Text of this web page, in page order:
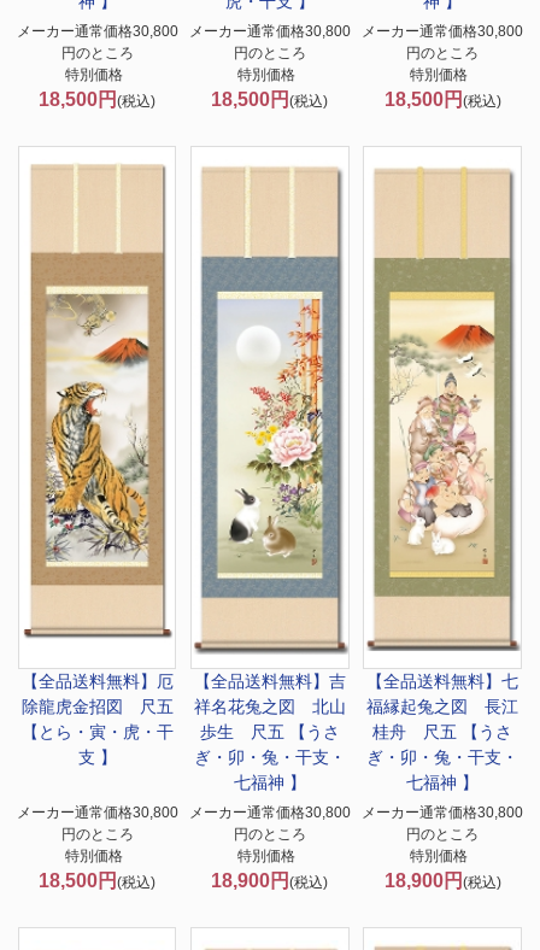
メーカー通常価格30,800
円のところ
特別価格
18,500円(税込)
メーカー通常価格30,800
円のところ
特別価格
18,500円(税込)
メーカー通常価格30,800
円のところ
特別価格
18,500円 (税込)
【全品送料無料】
厄
除龍虎金招図 尺五
【とら・寅・虎・干
支 】
メーカー通常価格30,800
円のところ
特別価格
18,500円(税込)
【全品送料無料】 吉
祥名花兔之図 北山
歩生 尺五 【うさ
ぎ・卯・兔・干支・
七福神 】
メーカー通常価格30,800
円のところ
特別価格
18,900円(税込)
【全品送料無料】七
福縁起兔之図 長江
桂舟 尺五 【うさ
ぎ・卯・兔・干支・
七福神 】
メーカー通常価格30,800
円のところ
特別価格
18,900円 (税込)